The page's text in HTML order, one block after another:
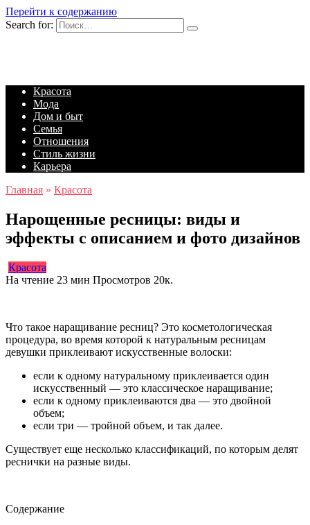
Перейти к содержанию
Search for:
Красота
Мода
Дом и быт
Семья
Отношения
Стиль жизни
Карьера
Главная » Красота
Нарощенные ресницы: виды и
эффекты с описанием и фото дизайнов
Красота
На чтение 23 мин Просмотров 20к.
Что такое наращивание ресниц? Это косметологическая
процедура, во время которой к натуральным ресницам
девушки приклеивают искусственные волоски:
если к одному натуральному приклеивается один
искусственный — это классическое наращивание;
если к одному приклеиваются два — это двойной
объем;
если три — тройной объем, и так далее.
Существует еще несколько классификаций, по которым делят
реснички на разные виды.
Содержание